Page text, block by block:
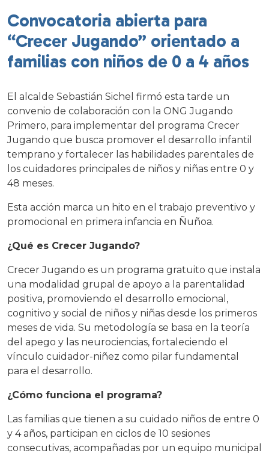
Convocatoria abierta para
“Crecer Jugando” orientado a
familias con niños de 0 a 4 años
El alcalde Sebastián Sichel firmó esta tarde un
convenio de colaboración con la ONG Jugando
Primero, para implementar del programa Crecer
Jugando que busca promover el desarrollo infantil
temprano y fortalecer las habilidades parentales de
los cuidadores principales de niños y niñas entre 0 y
48 meses.
Esta acción marca un hito en el trabajo preventivo y
promocional en primera infancia en Ñuñoa.
¿Qué es Crecer Jugando?
Crecer Jugando es un programa gratuito que instala
una modalidad grupal de apoyo a la parentalidad
positiva, promoviendo el desarrollo emocional,
cognitivo y social de niños y niñas desde los primeros
meses de vida. Su metodología se basa en la teoría
del apego y las neurociencias, fortaleciendo el
vínculo cuidador-niñez como pilar fundamental
para el desarrollo.
¿Cómo funciona el programa?
Las familias que tienen a su cuidado niños de entre 0
y 4 años, participan en ciclos de 10 sesiones
consecutivas, acompañadas por un equipo municipal